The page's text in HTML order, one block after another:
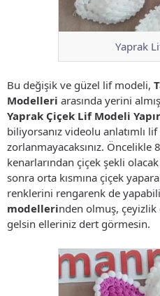
Yaprak
Bu değişik ve güzel lif modeli,
Modelleri arasında yerini
Yaprak Çiçek Lif Modeli
biliyorsanız videolu anlatımlı
zorlanmayacaksınız. Öncelikle
kenarlarından çiçek şekli
sonra orta kısmına çiçek
renklerini rengarenk de
modellerinden olmuş,
gelsin elleriniz dert görmesin.